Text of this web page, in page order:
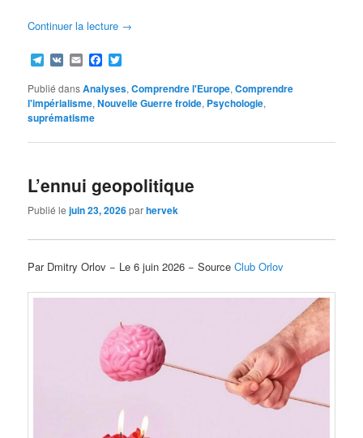
Continuer la lecture →
Telegram
VK EmailFacebook
Publié dansAnalyses,Comprendre l'Europe,Comprendre
l'impérialisme,Nouvelle Guerre froide, Psychologie,
suprématisme
L’ennui geopolitique
Publié lejuin 23, 2026parhervek
Par Dmitry Orlov − Le 6 juin 2026 − SourceClub Orlov